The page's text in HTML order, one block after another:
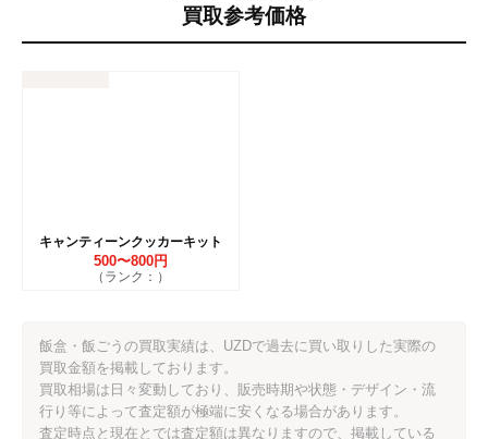
買取参考価格
キャンティーンクッカーキット
500〜800円
（ランク：）
飯盒・飯ごうの買取実績は、UZDで過去に買い取りした実際の
買取金額を掲載しております。
買取相場は日々変動しており、販売時期や状態・デザイン・流
行り等によって査定額が極端に安くなる場合があります。
査定時点と現在とでは査定額は異なりますので、掲載している